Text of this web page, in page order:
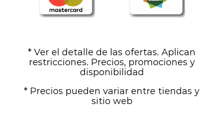
* Ver el detalle de las ofertas. Aplican
restricciones. Precios, promociones y
disponibilidad
* Precios pueden variar entre tiendas y
sitio web